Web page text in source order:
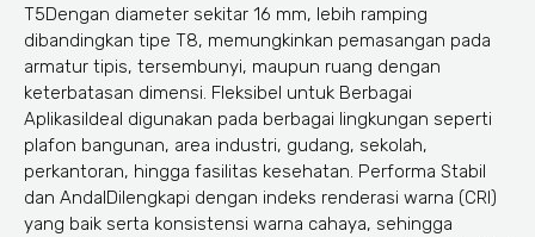
T5Dengan diameter sekitar 16 mm, lebih ramping
dibandingkan tipe T8, memungkinkan pemasangan pada
armatur tipis, tersembunyi, maupun ruang dengan
keterbatasan dimensi. Fleksibel untuk Berbagai
AplikasiIdeal digunakan pada berbagai lingkungan seperti
plafon bangunan, area industri, gudang, sekolah,
perkantoran, hingga fasilitas kesehatan. Performa Stabil
dan AndalDilengkapi dengan indeks renderasi warna (CRI)
yang baik serta konsistensi warna cahaya, sehingga